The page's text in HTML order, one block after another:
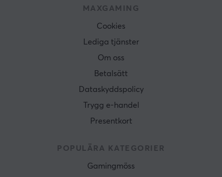
MAXGAMING
Cookies
Lediga tjänster
Om oss
Betalsätt
Dataskyddspolicy
Trygg e-handel
Presentkort
POPULÄRA KATEGORIER
Gamingmöss